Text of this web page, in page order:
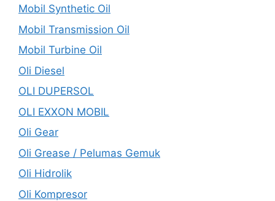
Mobil Synthetic Oil
Mobil Transmission Oil
Mobil Turbine Oil
Oli Diesel
OLI DUPERSOL
OLI EXXON MOBIL
Oli Gear
Oli Grease / Pelumas Gemuk
Oli Hidrolik
Oli Kompresor